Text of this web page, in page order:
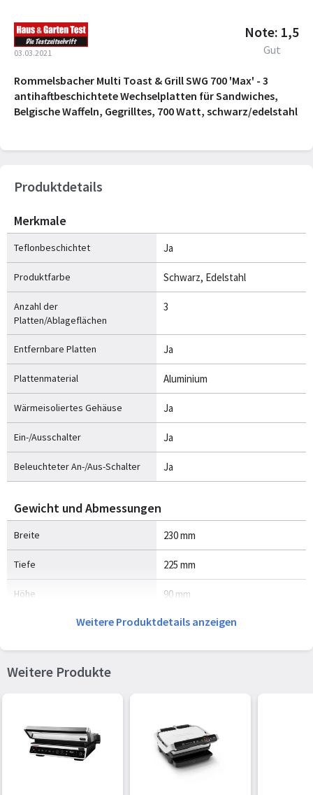
03.03.2021
Note: 1,5
Gut
Rommelsbacher Multi Toast & Grill SWG 700 'Max' - 3
antihaftbeschichtete Wechselplatten für Sandwiches,
Belgische Waffeln, Gegrilltes, 700 Watt, schwarz/edelstahl
Produktdetails
Merkmale
Teflonbeschichtet Ja
Produktfarbe Schwarz, Edelstahl
Anzahl der
Platten/Ablageflächen
3
Entfernbare Platten Ja
Plattenmaterial Aluminium
Wärmeisoliertes Gehäuse Ja
Ein-/Ausschalter Ja
Beleuchteter An-/Aus-Schalter Ja
Gewicht und Abmessungen
Breite 230 mm
Tiefe 225 mm
Höhe 90 mm
2,63 kg
Energie
Weitere Produktdetails anzeigen
Weitere Produkte